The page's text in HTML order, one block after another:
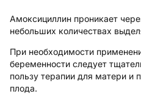
Амоксициллин проникает
небольших количествах
При необходимости
беременности следует
пользу терапии для матери и
плода.